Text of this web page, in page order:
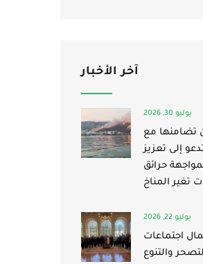
آخر الأخبار
يوليو 30, 2026
تضامنها مع
إلى تعزيز
حرائق
تغير المناخ
يوليو 22, 2026
اجتماعات
والتنوع